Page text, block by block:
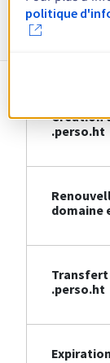
Création
.perso.ht
domaine
Transfert
.perso.ht
politique